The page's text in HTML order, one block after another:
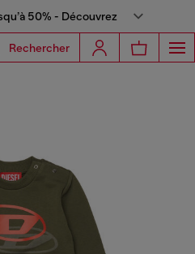
50% - Découvrez
Rechercher